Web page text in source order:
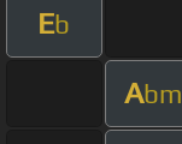
Eb
Abm